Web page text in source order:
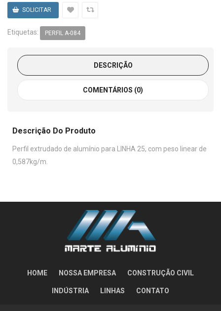
Etiquetas: PERFIL A-084
DESCRIÇÃO
COMENTÁRIOS (0)
Descrição Do Produto
Perfil extrudado de alumínio para LINHA 25, com peso linear de
0,587kg/m.
HOME NOSSA EMPRESA CONSTRUÇÃO CIVIL
INDÚSTRIA LINHAS CONTATO